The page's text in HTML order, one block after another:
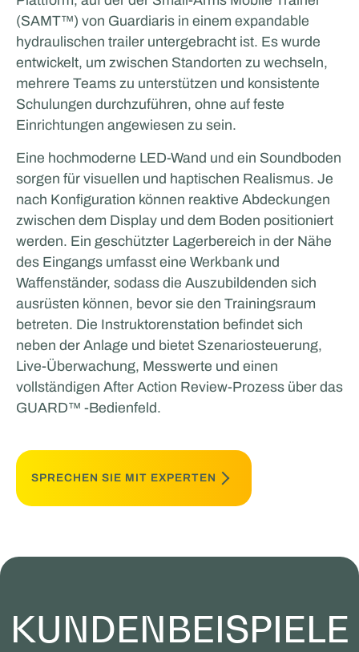
(SAMT™) von Guardiaris in einem expandable
hydraulischen trailer untergebracht ist. Es wurde
entwickelt, um zwischen Standorten zu wechseln,
mehrere Teams zu unterstützen und konsistente
Schulungen durchzuführen, ohne auf feste
Einrichtungen angewiesen zu sein.
Eine hochmoderne LED-Wand und ein Soundboden
sorgen für visuellen und haptischen Realismus. Je
nach Konfiguration können reaktive Abdeckungen
zwischen dem Display und dem Boden positioniert
werden. Ein geschützter Lagerbereich in der Nähe
des Eingangs umfasst eine Werkbank und
Waffenständer, sodass die Auszubildenden sich
ausrüsten können, bevor sie den Trainingsraum
betreten. Die Instruktorenstation befindet sich
neben der Anlage und bietet Szenariosteuerung,
Live-Überwachung, Messwerte und einen
vollständigen After Action Review-Prozess über das
GUARD™ -Bedienfeld.
SPRECHEN SIE MIT EXPERTEN
KUNDENBEISPIELE